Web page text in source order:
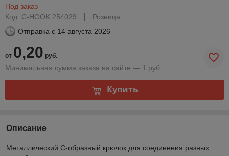
Под заказ
Код: C-HOOK 254029
Розница
Отправка с 14 августа 2026
от 0,20 руб.
Минимальная сумма заказа на сайте — 1 руб.
Купить
Описание
Металлический С-образный крючок для соединения разных